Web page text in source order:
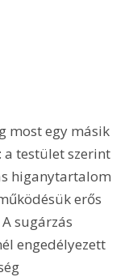
most egy másik
testület szerint
higanytartalom
erős
sugárzás
engedélyezett